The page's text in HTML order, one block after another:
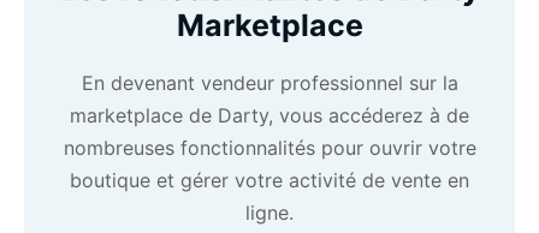
Marketplace
En devenant vendeur professionnel sur la
marketplace de Darty, vous accéderez à de
nombreuses fonctionnalités pour ouvrir votre
boutique et gérer votre activité de vente en
ligne.